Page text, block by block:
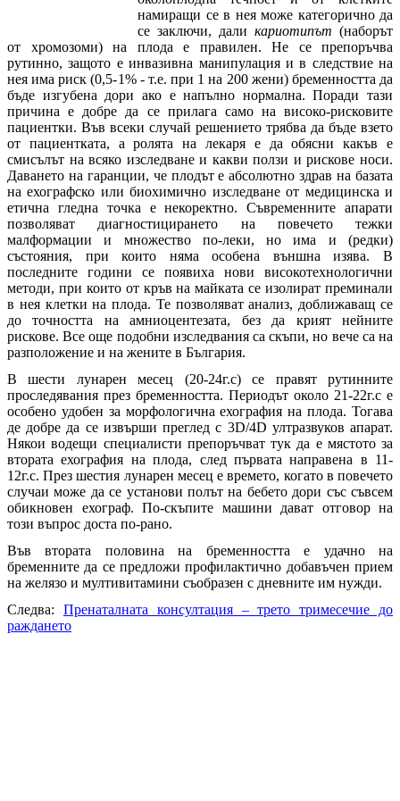
намиращи се в нея може категорично да
се заключи, дали кариотипът (наборът
от хромозоми) на плода е правилен. Не се препоръчва
рутинно, защото е инвазивна манипулация и в следствие на
нея има риск (0,5-1% - т.е. при 1 на 200 жени) бременността да
бъде изгубена дори ако е напълно нормална. Поради тази
причина е добре да се прилага само на високо-рисковите
пациентки. Във всеки случай решението трябва да бъде взето
от пациентката, а ролята на лекаря е да обясни какъв е
смисълът на всяко изследване и какви ползи и рискове носи.
Даването на гаранции, че плодът е абсолютно здрав на базата
на ехографско или биохимично изследване от медицинска и
етична гледна точка е некоректно. Съвременните апарати
позволяват диагностицирането на повечето тежки
малформации и множество по-леки, но има и (редки)
състояния, при които няма особена външна изява. В
последните години се появиха нови високотехнологични
методи, при които от кръв на майката се изолират преминали
в нея клетки на плода. Те позволяват анализ, доближаващ се
до точността на амниоцентезата, без да крият нейните
рискове. Все още подобни изследвания са скъпи, но вече са на
разположение и на жените в България.
В шести лунарен месец (20-24г.с) се правят рутинните
проследявания през бременността. Периодът около 21-22г.с е
особено удобен за морфологична ехография на плода. Тогава
де добре да се извърши преглед с 3D/4D ултразвуков апарат.
Някои водещи специалисти препоръчват тук да е мястото за
втората ехография на плода, след първата направена в 11-
12г.с. През шестия лунарен месец е времето, когато в повечето
случаи може да се установи полът на бебето дори със съвсем
обикновен ехограф. По-скъпите машини дават отговор на
този въпрос доста по-рано.
Във втората половина на бременността е удачно на
бременните да се предложи профилактично добавъчен прием
на желязо и мултивитамини съобразен с дневните им нужди.
Следва: Пренаталната консултация – трето тримесечие до
раждането